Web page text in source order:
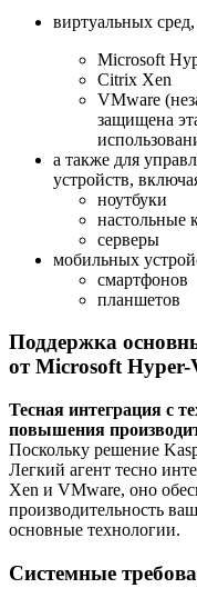
виртуальных
Microsoft
Citrix Xen
VMware
защищена
а также для
устройств,
ноутбуки
настольные
серверы
мобильных
смартфонов
планшетов
Поддержка
от Microsoft
Тесная интеграция с
повышения
Поскольку решение
Легкий агент тесно
Xen и VMware, оно
производительность
основные технологии.
Системные